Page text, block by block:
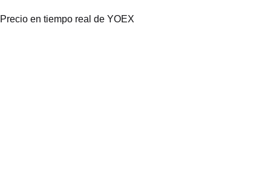
Precio en tiempo real de YOEX